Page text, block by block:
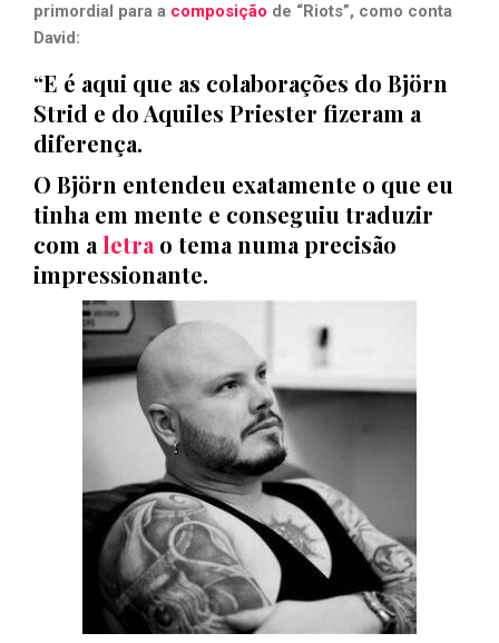
primordial para a composição de “Riots”, como conta
David:
“E é aqui que as colaborações do Björn
Strid e do Aquiles Priester fizeram a
diferença.
O Björn entendeu exatamente o que eu
tinha em mente e conseguiu traduzir
com a letra o tema numa precisão
impressionante.